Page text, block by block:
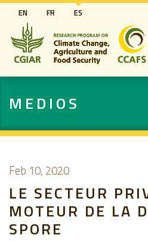
al
EN FR ES
MEDIOS
Feb 10, 2020
LE SECTEUR
MOTEUR DE LA
SPORE